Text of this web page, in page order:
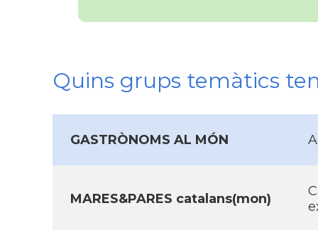
Quins grups temàtics
GASTRÒNOMS AL MÓN
MARES&PARES catalans(mon)